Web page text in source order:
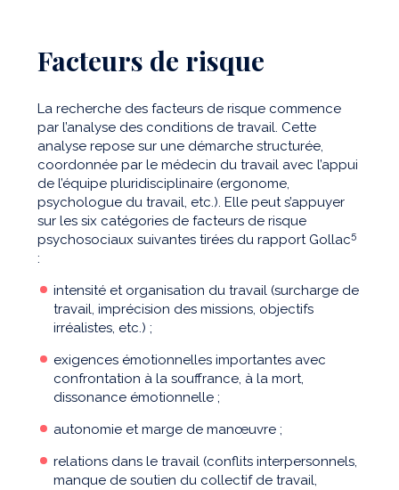
Facteurs de risque
La recherche des facteurs de risque commence
par l’analyse des conditions de travail. Cette
analyse repose sur une démarche structurée,
coordonnée par le médecin du travail avec l’appui
de l’équipe pluridisciplinaire (ergonome,
psychologue du travail, etc.). Elle peut s’appuyer
sur les six catégories de facteurs de risque
psychosociaux suivantes tirées du rapport Gollac5
:
intensité et organisation du travail (surcharge de
travail, imprécision des missions, objectifs
irréalistes, etc.) ;
exigences émotionnelles importantes avec
confrontation à la souffrance, à la mort,
dissonance émotionnelle ;
autonomie et marge de manœuvre ;
relations dans le travail (conflits interpersonnels,
manque de soutien du collectif de travail,